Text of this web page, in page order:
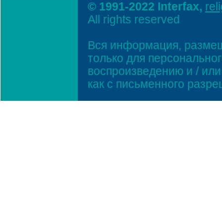
© 1991-2022 Interfax,
All rights reserved
Вся информация,
только для
воспроизведению и /
как с письменного